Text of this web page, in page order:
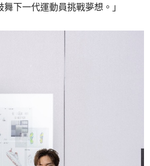
下一代運動員挑戰夢想。」